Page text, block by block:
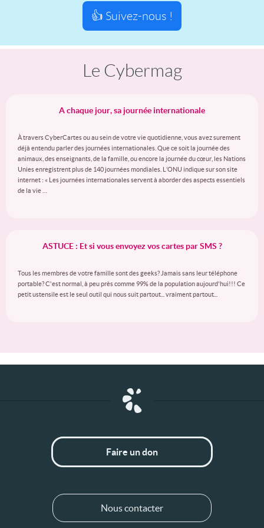
👍 Suivez-nous !
Le Cybermag
A chaque jour, sa journée internationale
À travers CyberCartes ou au sein de votre vie quotidienne, vous avez surement
déjà entendu parler des journées internationales. Que ce soit la journée des
animaux, des enseignants, de la famille, ou encore la journée du cœur, les Nations
Unies enregistrent plus de 140 journées mondiales. L’ONU indique sur son site
internet : « Les journées internationales servent à aborder des aspects essentiels
de la vie …
ASTUCE : Et si vous envoyez vos cartes par SMS ?
Tous les membres de votre famille sont des geeks? Jamais sans leur téléphone
portable? C'est normal, à peu près comme 99% de la population aujourd'hui!!! Ce
petit ustensile est le seul outil qui nous suit partout... vraiment partout...
Faire un don
Nous contacter